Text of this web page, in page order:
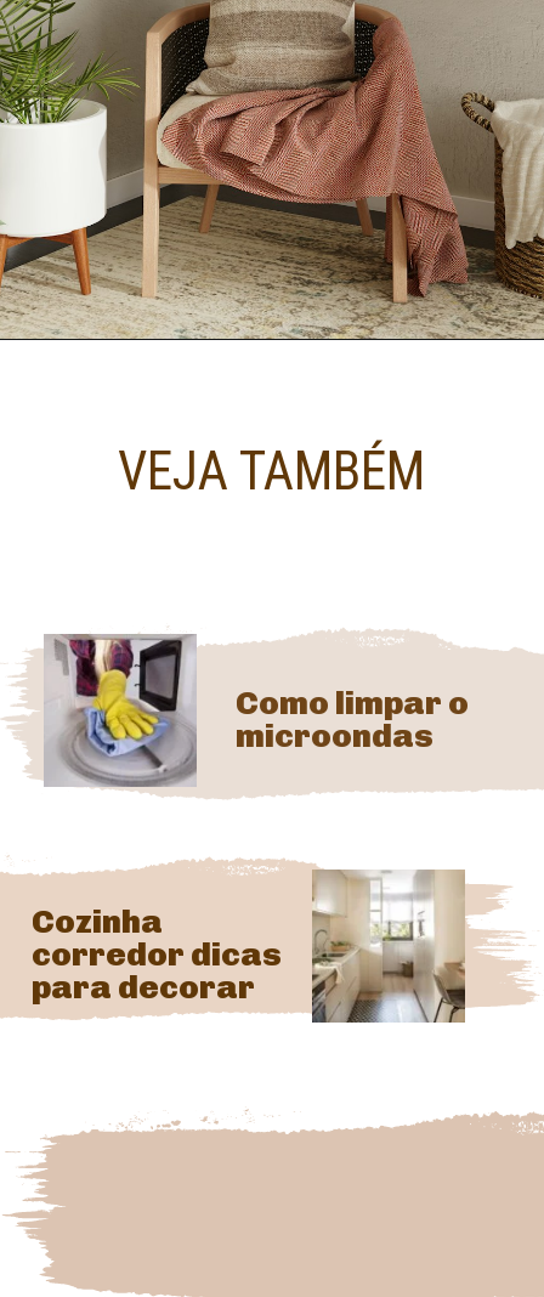
VEJA TAMBÉM
Como limpar o
microondas
Cozinha
corredor dicas
para decorar